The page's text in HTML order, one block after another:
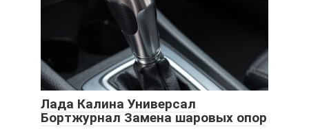
Лада Калина Универсал
Бортжурнал Замена шаровых опор